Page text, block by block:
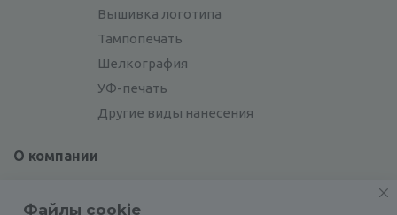
Вышивка логотипа
Тампопечать
Шелкография
УФ-печать
Другие виды нанесения
О компании
Сотрудники
Файлы cookie